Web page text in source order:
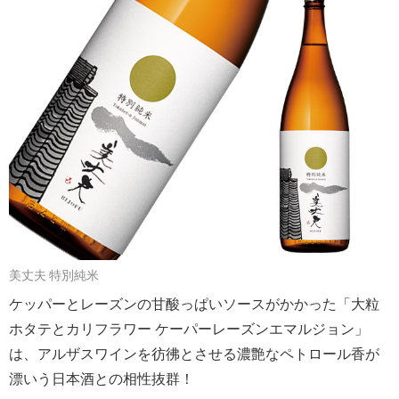
美丈夫 特別純米
ケッパーとレーズンの甘酸っぱいソースがかかった「大粒
ホタテとカリフラワー ケーパーレーズンエマルジョン」
は、アルザスワインを彷彿とさせる濃艶なペトロール香が
漂いう日本酒との相性抜群！